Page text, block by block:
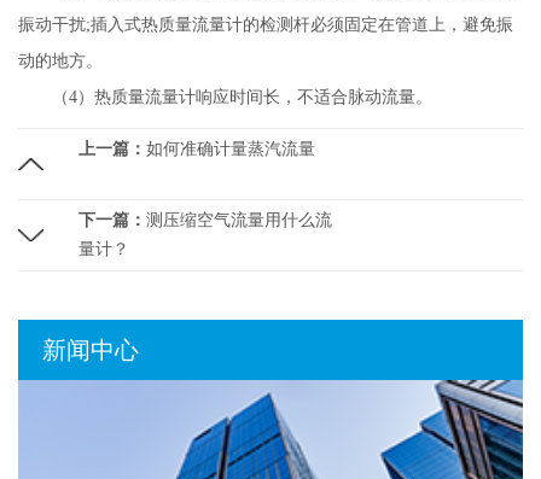
振动干扰;插入式热质量流量计的检测杆必须固定在管道上，避免振
动的地方。
（4）热质量流量计响应时间长，不适合脉动流量。
上一篇： 如何准确计量蒸汽流量
下一篇： 测压缩空气流量用什么流
量计？
新闻中心